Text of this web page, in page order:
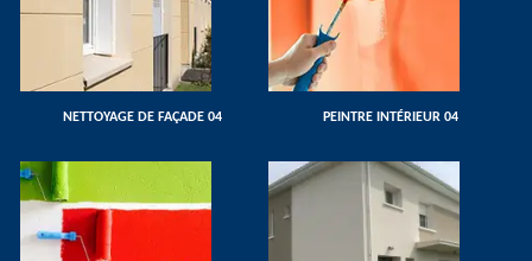
NETTOYAGE DE FAÇADE 04 PEINTRE INTÉRIEUR 04